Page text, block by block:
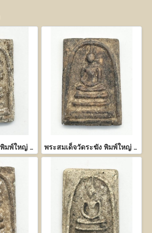
พระสมเด็จวัดระฆัง พิมพ์ใหญ่ เนื้อผงพุทธคุณ พระสมเด็จวัดระฆัง พิมพ์ใหญ่ เนื้อผงพุทธคุณ